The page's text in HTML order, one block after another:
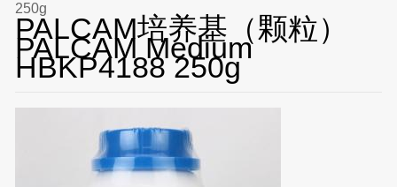
250g
PALCAM培养基（颗粒）
PALCAM Medium
HBKP4188 250g